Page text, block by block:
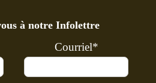
à notre Infolettre
Courriel*